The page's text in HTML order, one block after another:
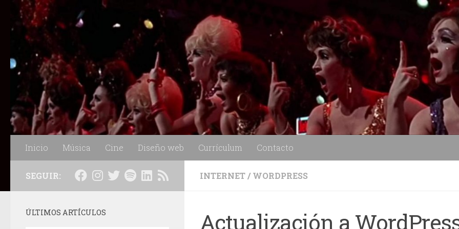
Saltar al contenido
Inicio Música Cine Diseño web Currículum Contacto
INTERNET/ WORDPRESS
Actualización a
SEGUIR:
ÚLTIMOS ARTÍCULOS